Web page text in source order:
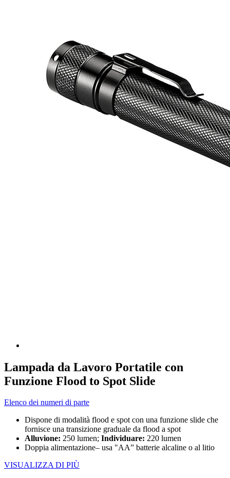
Lampada da Lavoro Portatile con
Funzione Flood to Spot Slide
Elenco dei numeri di parte
Dispone di modalità flood e spot con una funzione slide che
fornisce una transizione graduale da flood a spot
Alluvione: 250 lumen; Individuare: 220 lumen
Doppia alimentazione– usa "AA” batterie alcaline o al litio
VISUALIZZA DI PIÙ